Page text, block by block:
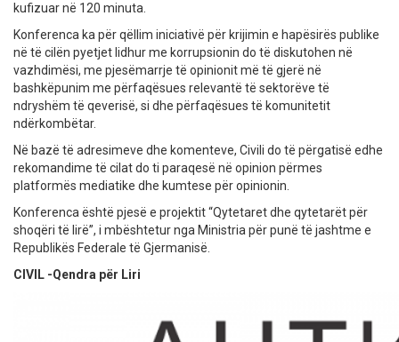
kufizuar në 120 minuta.
Konferenca ka për qëllim iniciativë për krijimin e hapësirës publike
në të cilën pyetjet lidhur me korrupsionin do të diskutohen në
vazhdimësi, me pjesëmarrje të opinionit më të gjerë në
bashkëpunim me përfaqësues relevantë të sektorëve të
ndryshëm të qeverisë, si dhe përfaqësues të komunitetit
ndërkombëtar.
Në bazë të adresimeve dhe komenteve, Civili do të përgatisë edhe
rekomandime të cilat do ti paraqesë në opinion përmes
platformës mediatike dhe kumtese për opinionin.
Konferenca është pjesë e projektit “Qytetaret dhe qytetarët për
shoqëri të lirë”, i mbështetur nga Ministria për punë të jashtme e
Republikës Federale të Gjermanisë.
CIVIL -Qendra për Liri